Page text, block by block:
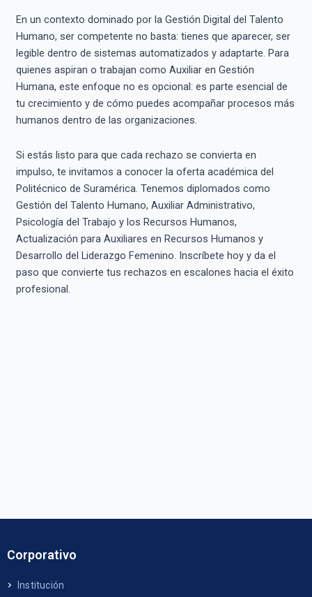
En un contexto dominado por la Gestión Digital del Talento
Humano, ser competente no basta: tienes que aparecer, ser
legible dentro de sistemas automatizados y adaptarte. Para
quienes aspiran o trabajan como Auxiliar en Gestión
Humana, este enfoque no es opcional: es parte esencial de
tu crecimiento y de cómo puedes acompañar procesos más
humanos dentro de las organizaciones.
Si estás listo para que cada rechazo se convierta en
impulso, te invitamos a conocer la oferta académica del
Politécnico de Suramérica. Tenemos diplomados como
Gestión del Talento Humano, Auxiliar Administrativo,
Psicología del Trabajo y los Recursos Humanos,
Actualización para Auxiliares en Recursos Humanos y
Desarrollo del Liderazgo Femenino. Inscríbete hoy y da el
paso que convierte tus rechazos en escalones hacia el éxito
profesional.
Corporativo
Institución